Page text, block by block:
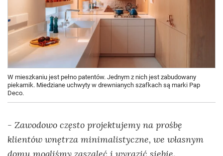
W mieszkaniu jest pełno patentów. Jednym z nich jest zabudowany
piekarnik. Miedziane uchwyty w drewnianych szafkach są marki Pap
Deco.
- Zawodowo często projektujemy na prośbę
klientów wnętrza minimalistyczne, we własnym
domu mogliśmy zaszaleć i wyrazić siebie.